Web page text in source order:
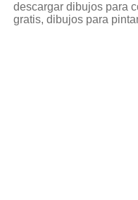
descargar dibujos para
gratis, dibujos para